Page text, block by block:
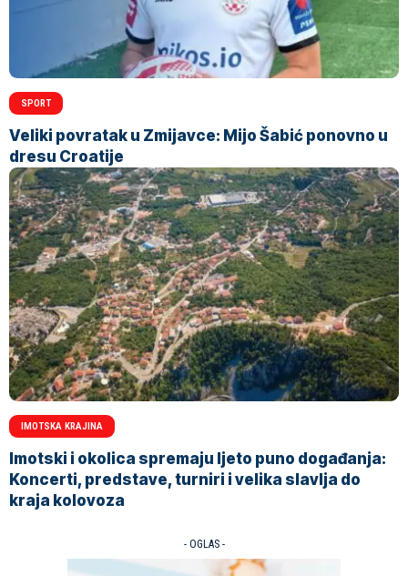
SPORT
Veliki povratak u Zmijavce: Mijo Šabić ponovno u
dresu Croatije
IMOTSKA KRAJINA
Imotski i okolica spremaju ljeto puno događanja:
Koncerti, predstave, turniri i velika slavlja do
kraja kolovoza
- OGLAS -